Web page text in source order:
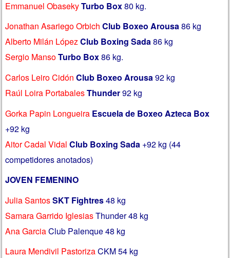
Emmanuel ObasekyTurbo Box80 kg.
Jonathan Asariego Orbich Club Boxeo Arousa86 kg
Alberto Milán LópezClub Boxing Sada86 kg
Sergio MansoTurbo Box86 kg.
Carlos Leiro Cidón Club Boxeo Arousa92 kg
Raúl Loira PortabalesThunder92 kg
Gorka Papin Longueira Escuela de Boxeo Azteca Box
+92 kg
Aitor Cadal Vidal Club Boxing Sada +92 kg (44
competidores anotados)
JOVEN FEMENINO
Julia SantosSKT Fightres48 kg
Samara Garrido IglesiasThunder 48 kg
Ana GarciaClub Palenque 48 kg
Laura Mendivil PastorizaCKM 54 kg